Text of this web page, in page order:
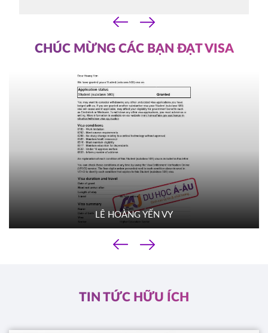
ĐĂNG KÝ
FILM SCHOOL
ĐĂNG KÝ
TROY UNIVERSITY
ĐĂNG KÝ
Mỹ TACOMA COMMUNITY COLLEGE
‹
›
CHÚC MỪNG CÁC BẠN ĐẠT VISA
LÊ HOÀNG YẾN VY
‹
›
TIN TỨC HỮU ÍCH